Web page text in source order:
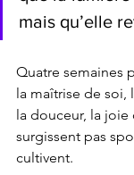
mais qu’elle
Quatre semaines
la maîtrise de soi,
la douceur, la joie
surgissent pas
cultivent.